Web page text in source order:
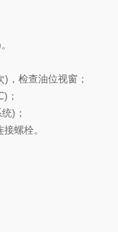
检查油位视窗；
；
)；
螺栓。